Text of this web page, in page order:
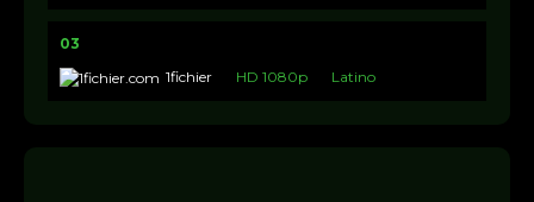
03
1fichier
HD 1080p Latino